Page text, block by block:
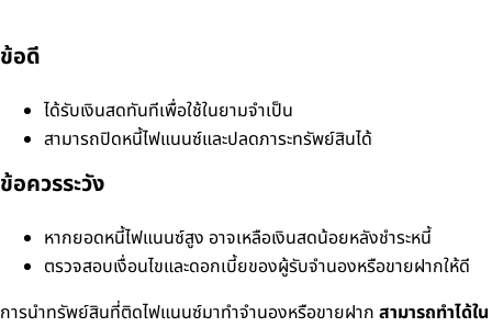
ข้อดี
ได้รับเงินสดทันทีเพื่อใช้ในยามจำเป็น
สามารถปิดหนี้ไฟแนนซ์และปลดภาระทรัพย์สินได้
ข้อควรระวัง
หากยอดหนี้ไฟแนนซ์สูง อาจเหลือเงินสดน้อยหลังชำระหนี้
ตรวจสอบเงื่อนไขและดอกเบี้ยของผู้รับจำนองหรือขายฝากให้ดี
การนำทรัพย์สินที่ติดไฟแนนซ์มาทำจำนองหรือขายฝาก สามารถทำได้ใน